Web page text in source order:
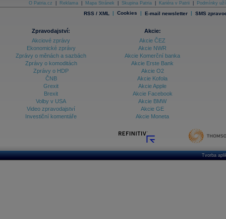
O Patria.cz Reklama Mapa Stránek Skupina Patria Kariéra v Patrii Podmínky
RSS / XML | Cookies | E-mail newsletter | SMS
Zpravodajství:
Akciové zprávy
Ekonomické zprávy
Zprávy o měnách a sazbách
Zprávy o komoditách
Zprávy o HDP
ČNB
Grexit
Brexit
Volby v USA
Video zpravodajství
Investiční komentáře
Akcie:
Akcie ČEZ
Akcie NWR
Akcie Komerční banka
Akcie Erste Bank
Akcie O2
Akcie Kofola
Akcie Apple
Akcie Facebook
Akcie BMW
Akcie GE
Akcie Moneta
Tvorba